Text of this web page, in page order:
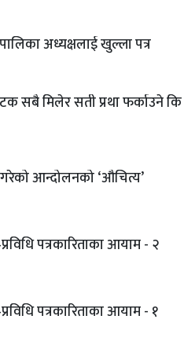
अध्यक्षलाई खुल्ला पत्र
सबै मिलेर सती प्रथा फर्काउने कि
आन्दोलनको ‘औचित्य’
पत्रकारिताका आयाम - २
पत्रकारिताका आयाम - १